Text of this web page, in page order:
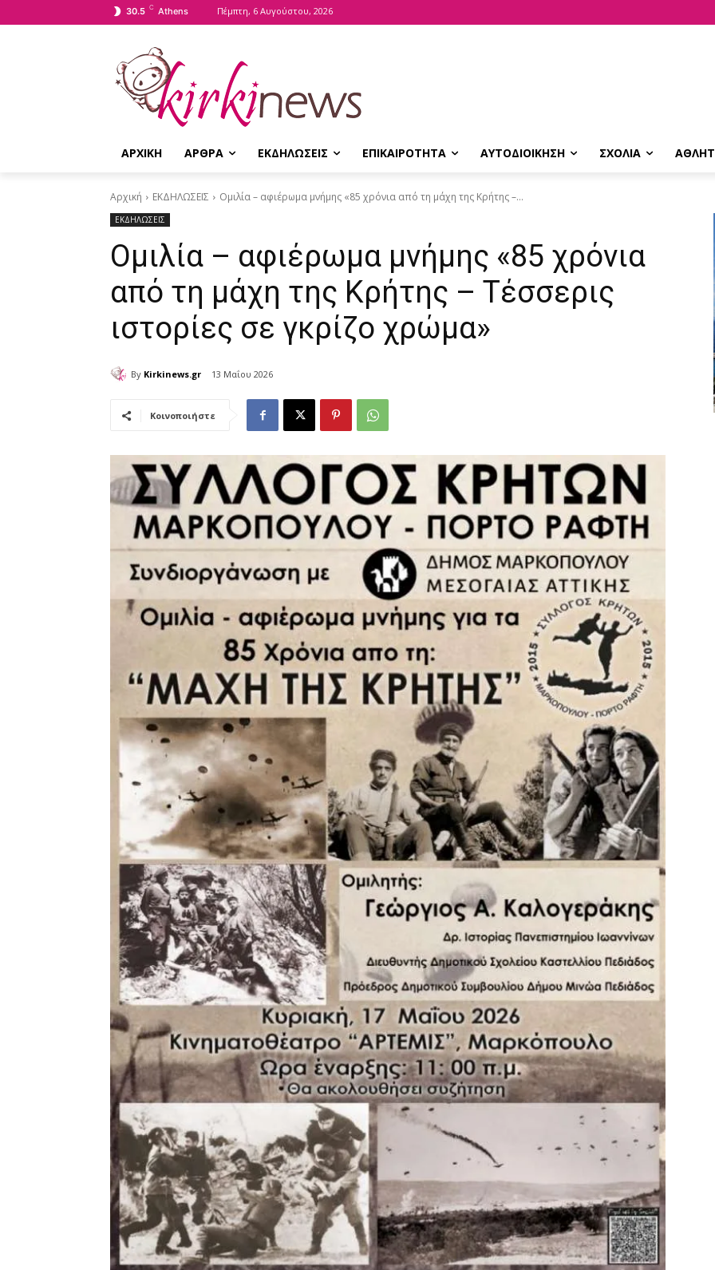
30.5 C Athens Πέμπτη, 6 Αυγούστου, 2026
ΑΡΧΙΚΗ ΑΡΘΡΑ ΕΚΔΗΛΩΣΕΙΣ ΕΠΙΚΑΙΡΟΤΗΤΑ ΑΥΤΟΔΙΟΙΚΗΣΗ ΣΧΟΛΙΑ
Αρχική ΕΚΔΗΛΩΣΕΙΣ Ομιλία – αφιέρωμα μνήμης «85 χρόνια από τη μάχη της Κρήτης –...
ΕΚΔΗΛΩΣΕΙΣ
Ομιλία – αφιέρωμα μνήμης «85 χρόνια
από τη μάχη της Κρήτης – Τέσσερις
ιστορίες σε γκρίζο χρώμα»
By Kirkinews.gr 13 Μαΐου 2026
Κοινοποιήστε